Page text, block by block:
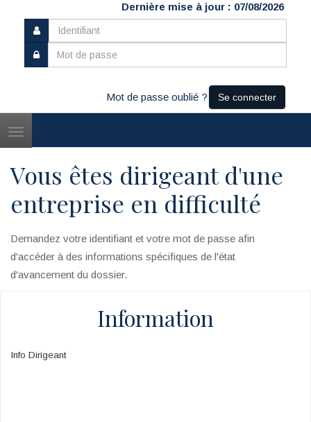
Dernière mise à jour : 07/08/2026
Mot de passe oublié ? Se connecter
Toggle
Vous êtes dirigeant d'une
entreprise en difficulté
Demandez votre identifiant et votre mot de passe afin
d'accéder à des informations spécifiques de l'état
d'avancement du dossier.
Information
Info Dirigeant